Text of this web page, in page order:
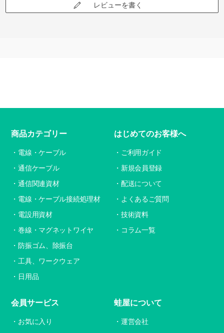
レビューを書く
商品カテゴリー
電線・ケーブル
通信ケーブル
通信関連資材
電線・ケーブル接続処理材
電設用資材
巻線・マグネットワイヤ
防振ゴム、除振台
工具、ワークウェア
日用品
はじめてのお客様へ
ご利用ガイド
新規会員登録
配送について
よくあるご質問
技術資料
コラム一覧
会員サービス
お気に入り
蛙屋について
運営会社